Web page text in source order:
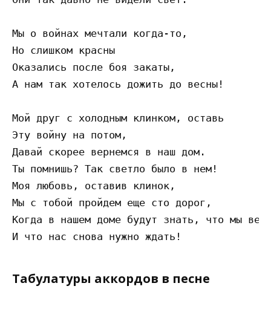
Мы о войнах мечтали когда-то,
Но слишком красны
Оказались после боя закаты,
А нам так хотелось дожить до весны!
Мой друг с холодным клинком, оставь
Эту войну на потом,
Давай скорее вернемся в наш дом.
Ты помнишь? Так светло было в нем!
Моя любовь, оставив клинок,
Мы с тобой пройдем еще сто дорог,
Когда в нашем доме будут знать, что мы
Табулатуры аккордов в песне